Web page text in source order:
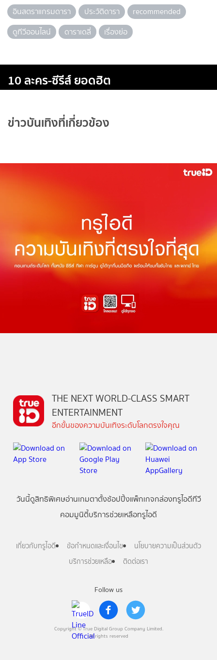
อินสตราแกรมดารา
ประวัติดารา
recommended
ดูทีวีออนไลน์
ดาราเดลี่ เรื่องย่อ
10 ละคร-ซีรีส์ ยอดฮิต
ข่าวบันเทิงที่เกี่ยวข้อง
Follow us
Copyright © True Digital Group Company Limited.
All rights reserved
THE NEXT WORLD-CLASS SMART
ENTERTAINMENT
อีกขั้นของความบันเทิงระดับโลกตรงใจคุณ
วันนี้ดูสิทธิพิเศษอ่านเกมตาตั้งช้อปปิ้งแพ็กเกจกล่องทรูไอดีทีวี
คอมมูนิตี้บริการช่วยเหลือทรูไอดี
เกี่ยวกับทรูไอดี ข้อกำหนดและเงื่อนไข
นโยบายความเป็นส่วนตัว
บริการช่วยเหลือ
ติดต่อเรา